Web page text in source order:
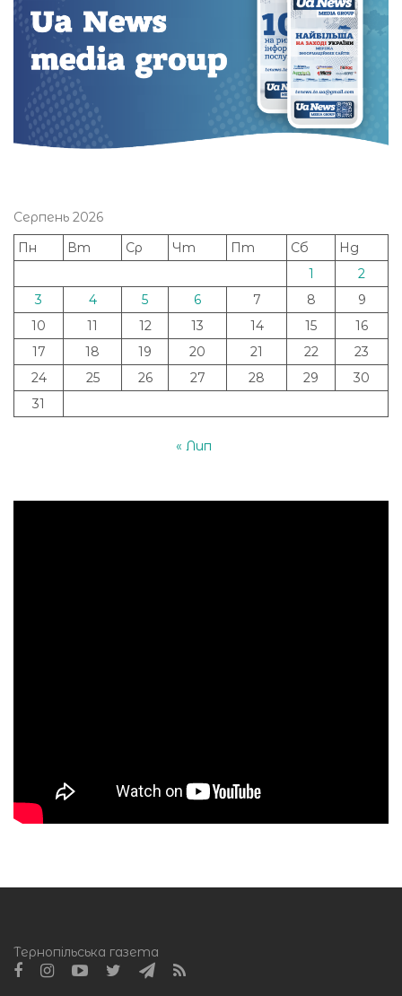
Серпень 2026
Пн
Вт Ср Чт Пт Сб
Нд
1
2
3
4 5 6 7 8
9
10
11 12 13 14 15
16
17
18 19 20 21 22
23
24
25 26 27 28 29
30
31
« Лип
Тернопільська газета